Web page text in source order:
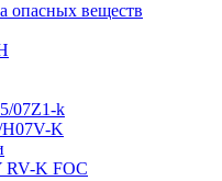
опасных веществ
07Z1-k
K
RV-K FOC